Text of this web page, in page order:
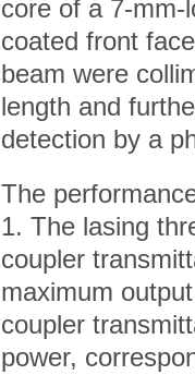
core of a 7-mm-
coated front
beam were
length and
detection by a
The
1. The lasing
coupler
maximum
coupler
power,